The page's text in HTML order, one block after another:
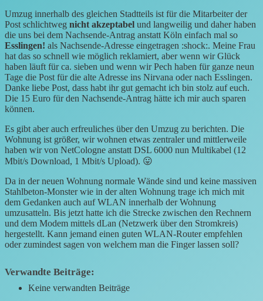
Umzug innerhalb des gleichen Stadtteils ist für die Mitarbeiter der
Post schlichtweg nicht akzeptabel und langweilig und daher haben
die uns bei dem Nachsende-Antrag anstatt Köln einfach mal so
Esslingen! als Nachsende-Adresse eingetragen :shock:. Meine Frau
hat das so schnell wie möglich reklamiert, aber wenn wir Glück
haben läuft für ca. sieben und wenn wir Pech haben für ganze neun
Tage die Post für die alte Adresse ins Nirvana oder nach Esslingen.
Danke liebe Post, dass habt ihr gut gemacht ich bin stolz auf euch.
Die 15 Euro für den Nachsende-Antrag hätte ich mir auch sparen
können.
Es gibt aber auch erfreuliches über den Umzug zu berichten. Die
Wohnung ist größer, wir wohnen etwas zentraler und mittlerweile
haben wir von NetCologne anstatt DSL 6000 nun Multikabel (12
Mbit/s Download, 1 Mbit/s Upload). 😛
Da in der neuen Wohnung normale Wände sind und keine massiven
Stahlbeton-Monster wie in der alten Wohnung trage ich mich mit
dem Gedanken auch auf WLAN innerhalb der Wohnung
umzusatteln. Bis jetzt hatte ich die Strecke zwischen den Rechnern
und dem Modem mittels dLan (Netzwerk über den Stromkreis)
hergestellt. Kann jemand einen guten WLAN-Router empfehlen
oder zumindest sagen von welchem man die Finger lassen soll?
Verwandte Beiträge:
Keine verwandten Beiträge